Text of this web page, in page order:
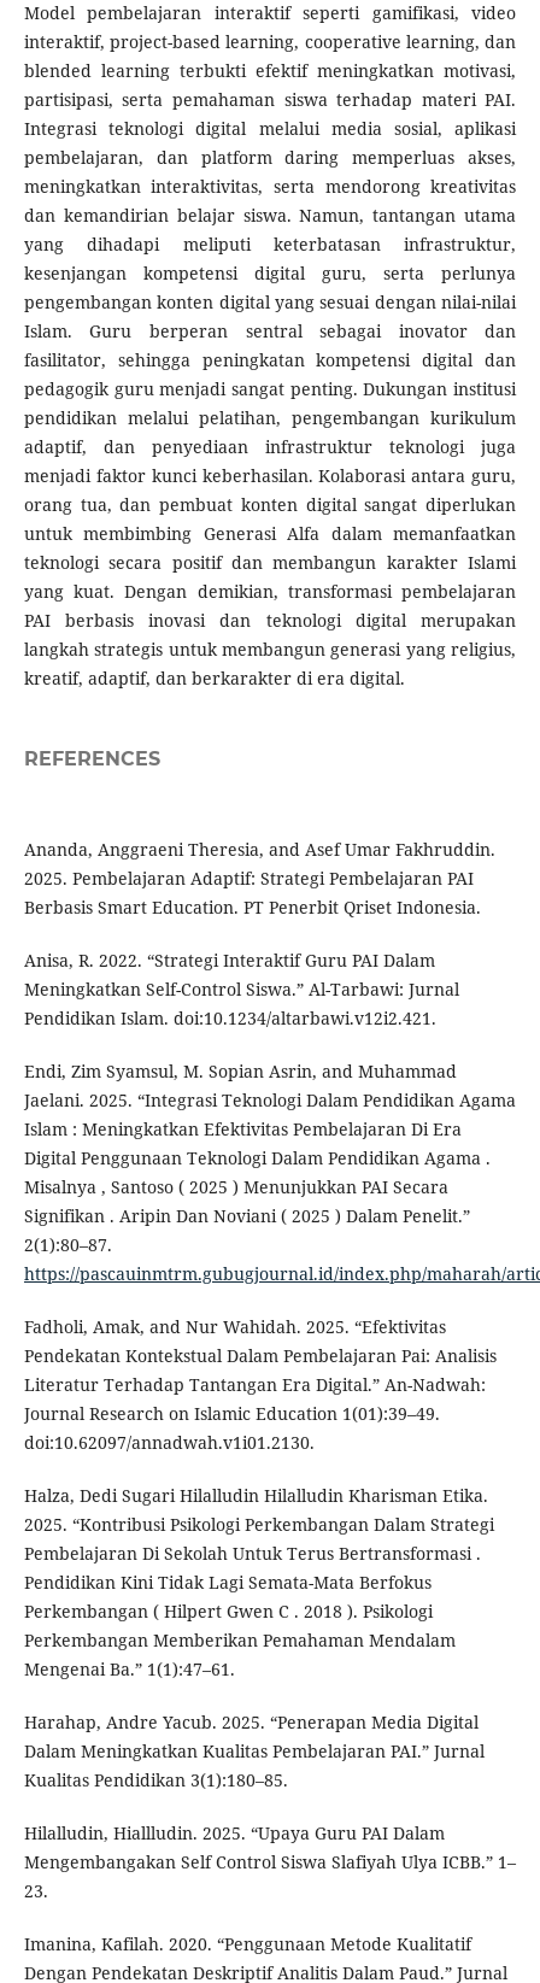
Model pembelajaran interaktif seperti gamifikasi, video
interaktif, project-based learning, cooperative learning, dan
blended learning terbukti efektif meningkatkan motivasi,
partisipasi, serta pemahaman siswa terhadap materi PAI.
Integrasi teknologi digital melalui media sosial, aplikasi
pembelajaran, dan platform daring memperluas akses,
meningkatkan interaktivitas, serta mendorong kreativitas
dan kemandirian belajar siswa. Namun, tantangan utama
yang dihadapi meliputi keterbatasan infrastruktur,
kesenjangan kompetensi digital guru, serta perlunya
pengembangan konten digital yang sesuai dengan nilai-nilai
Islam. Guru berperan sentral sebagai inovator dan
fasilitator, sehingga peningkatan kompetensi digital dan
pedagogik guru menjadi sangat penting. Dukungan institusi
pendidikan melalui pelatihan, pengembangan kurikulum
adaptif, dan penyediaan infrastruktur teknologi juga
menjadi faktor kunci keberhasilan. Kolaborasi antara guru,
orang tua, dan pembuat konten digital sangat diperlukan
untuk membimbing Generasi Alfa dalam memanfaatkan
teknologi secara positif dan membangun karakter Islami
yang kuat. Dengan demikian, transformasi pembelajaran
PAI berbasis inovasi dan teknologi digital merupakan
langkah strategis untuk membangun generasi yang religius,
kreatif, adaptif, dan berkarakter di era digital.
REFERENCES
Ananda, Anggraeni Theresia, and Asef Umar Fakhruddin.
2025. Pembelajaran Adaptif: Strategi Pembelajaran PAI
Berbasis Smart Education. PT Penerbit Qriset Indonesia.
Anisa, R. 2022. “Strategi Interaktif Guru PAI Dalam
Meningkatkan Self-Control Siswa.” Al-Tarbawi: Jurnal
Pendidikan Islam. doi:10.1234/altarbawi.v12i2.421.
Endi, Zim Syamsul, M. Sopian Asrin, and Muhammad
Jaelani. 2025. “Integrasi Teknologi Dalam Pendidikan Agama
Islam : Meningkatkan Efektivitas Pembelajaran Di Era
Digital Penggunaan Teknologi Dalam Pendidikan Agama .
Misalnya , Santoso ( 2025 ) Menunjukkan PAI Secara
Signifikan . Aripin Dan Noviani ( 2025 ) Dalam Penelit.”
2(1):80–87.
https://pascauinmtrm.gubugjournal.id/index.php/maharah/
Fadholi, Amak, and Nur Wahidah. 2025. “Efektivitas
Pendekatan Kontekstual Dalam Pembelajaran Pai: Analisis
Literatur Terhadap Tantangan Era Digital.” An-Nadwah:
Journal Research on Islamic Education 1(01):39–49.
doi:10.62097/annadwah.v1i01.2130.
Halza, Dedi Sugari Hilalludin Hilalludin Kharisman Etika.
2025. “Kontribusi Psikologi Perkembangan Dalam Strategi
Pembelajaran Di Sekolah Untuk Terus Bertransformasi .
Pendidikan Kini Tidak Lagi Semata-Mata Berfokus
Perkembangan ( Hilpert Gwen C . 2018 ). Psikologi
Perkembangan Memberikan Pemahaman Mendalam
Mengenai Ba.” 1(1):47–61.
Harahap, Andre Yacub. 2025. “Penerapan Media Digital
Dalam Meningkatkan Kualitas Pembelajaran PAI.” Jurnal
Kualitas Pendidikan 3(1):180–85.
Hilalludin, Hiallludin. 2025. “Upaya Guru PAI Dalam
Mengembangakan Self Control Siswa Slafiyah Ulya ICBB.” 1–
23.
Imanina, Kafilah. 2020. “Penggunaan Metode Kualitatif
Dengan Pendekatan Deskriptif Analitis Dalam Paud.” Jurnal